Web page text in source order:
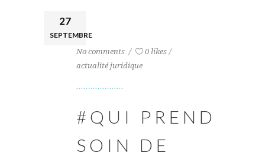
27
SEPTEMBRE
No comments
0 likes
actualité juridique
#QUI PREND
SOIN DE